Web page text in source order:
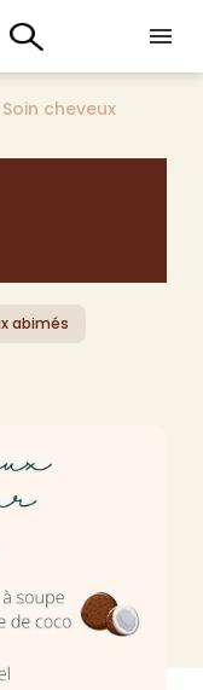
Soin cheveux
abimés